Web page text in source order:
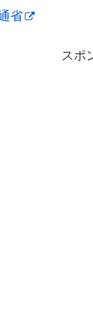
省
スポ